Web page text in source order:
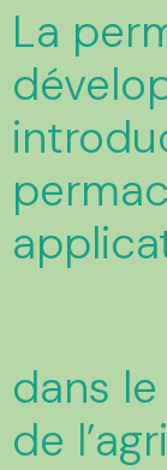
La
dans
de